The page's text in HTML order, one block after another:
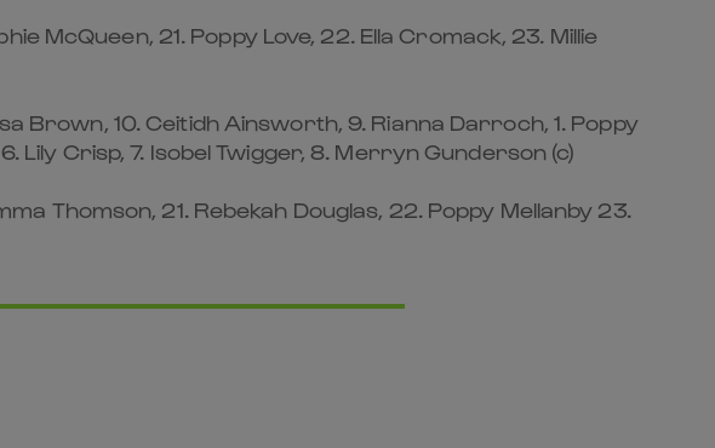
McQueen, 21. Poppy Love, 22. Ella Cromack, 23. Millie
Brown, 10. Ceitidh Ainsworth, 9. Rianna Darroch, 1. Poppy
Lily Crisp, 7. Isobel Twigger, 8. Merryn Gunderson (c)
Thomson, 21. Rebekah Douglas, 22. Poppy Mellanby 23.